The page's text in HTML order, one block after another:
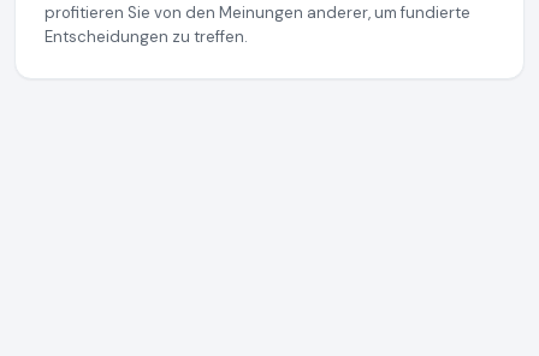
profitieren Sie von den Meinungen anderer, um fundierte
Entscheidungen zu treffen.